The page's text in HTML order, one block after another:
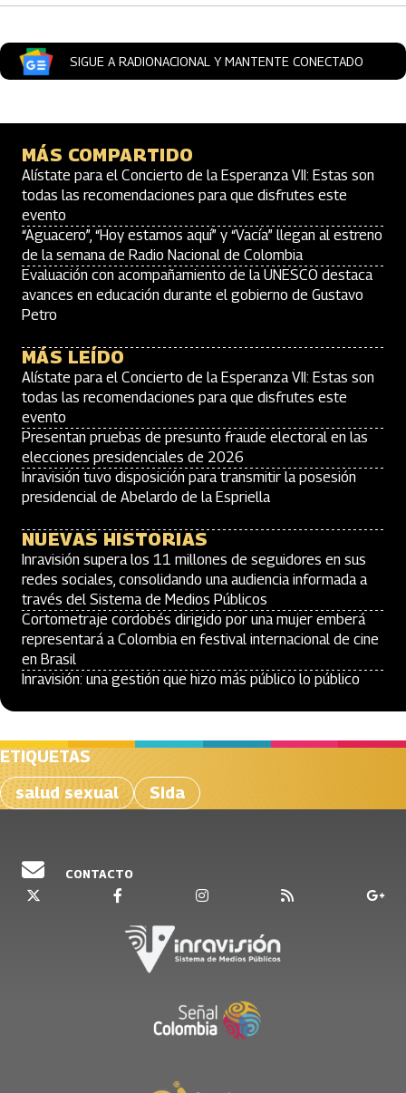
SIGUE A RADIONACIONAL Y MANTENTE CONECTADO
MÁS COMPARTIDO
Alístate para el Concierto de la Esperanza VII: Estas son
todas las recomendaciones para que disfrutes este
evento
“Aguacero”, “Hoy estamos aquí” y “Vacía” llegan al estreno
de la semana de Radio Nacional de Colombia
Evaluación con acompañamiento de la UNESCO destaca
avances en educación durante el gobierno de Gustavo
Petro
MÁS LEÍDO
Alístate para el Concierto de la Esperanza VII: Estas son
todas las recomendaciones para que disfrutes este
evento
Presentan pruebas de presunto fraude electoral en las
elecciones presidenciales de 2026
Inravisión tuvo disposición para transmitir la posesión
presidencial de Abelardo de la Espriella
NUEVAS HISTORIAS
Inravisión supera los 11 millones de seguidores en sus
redes sociales, consolidando una audiencia informada a
través del Sistema de Medios Públicos
Cortometraje cordobés dirigido por una mujer emberá
representará a Colombia en festival internacional de cine
en Brasil
Inravisión: una gestión que hizo más público lo público
ETIQUETAS
salud sexual
Sida
CONTACTO